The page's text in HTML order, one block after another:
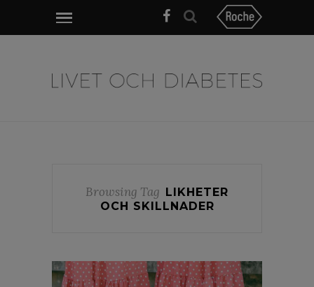
Browsing Tag LIKHETER
OCH SKILLNADER